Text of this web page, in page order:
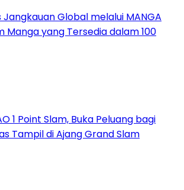
Jangkauan Global melalui MANGA
Manga yang Tersedia dalam 100
1 Point Slam, Buka Peluang bagi
Tampil di Ajang Grand Slam